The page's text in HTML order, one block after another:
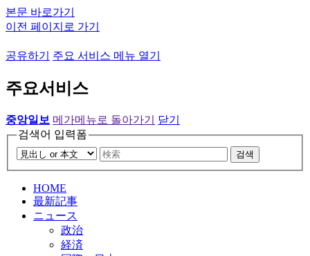
본문 바로가기
이전 페이지로 가기
공유하기 주요 서비스 메뉴 열기
주요서비스
중앙일보 메가메뉴로 돌아가기
닫기
검색어 입력폼
검색
HOME
最新記事
ニュース
政治
経済